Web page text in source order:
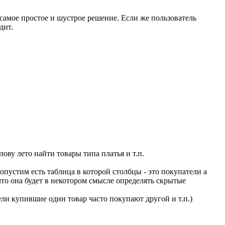
простое и шустрое решение. Если же пользователь
лето найти товары типа платья и т.п.
есть таблица в которой столбцы - это покупатели а
она будет в некотором смысле определять скрытые
купившие один товар часто покупают другой и т.п.)